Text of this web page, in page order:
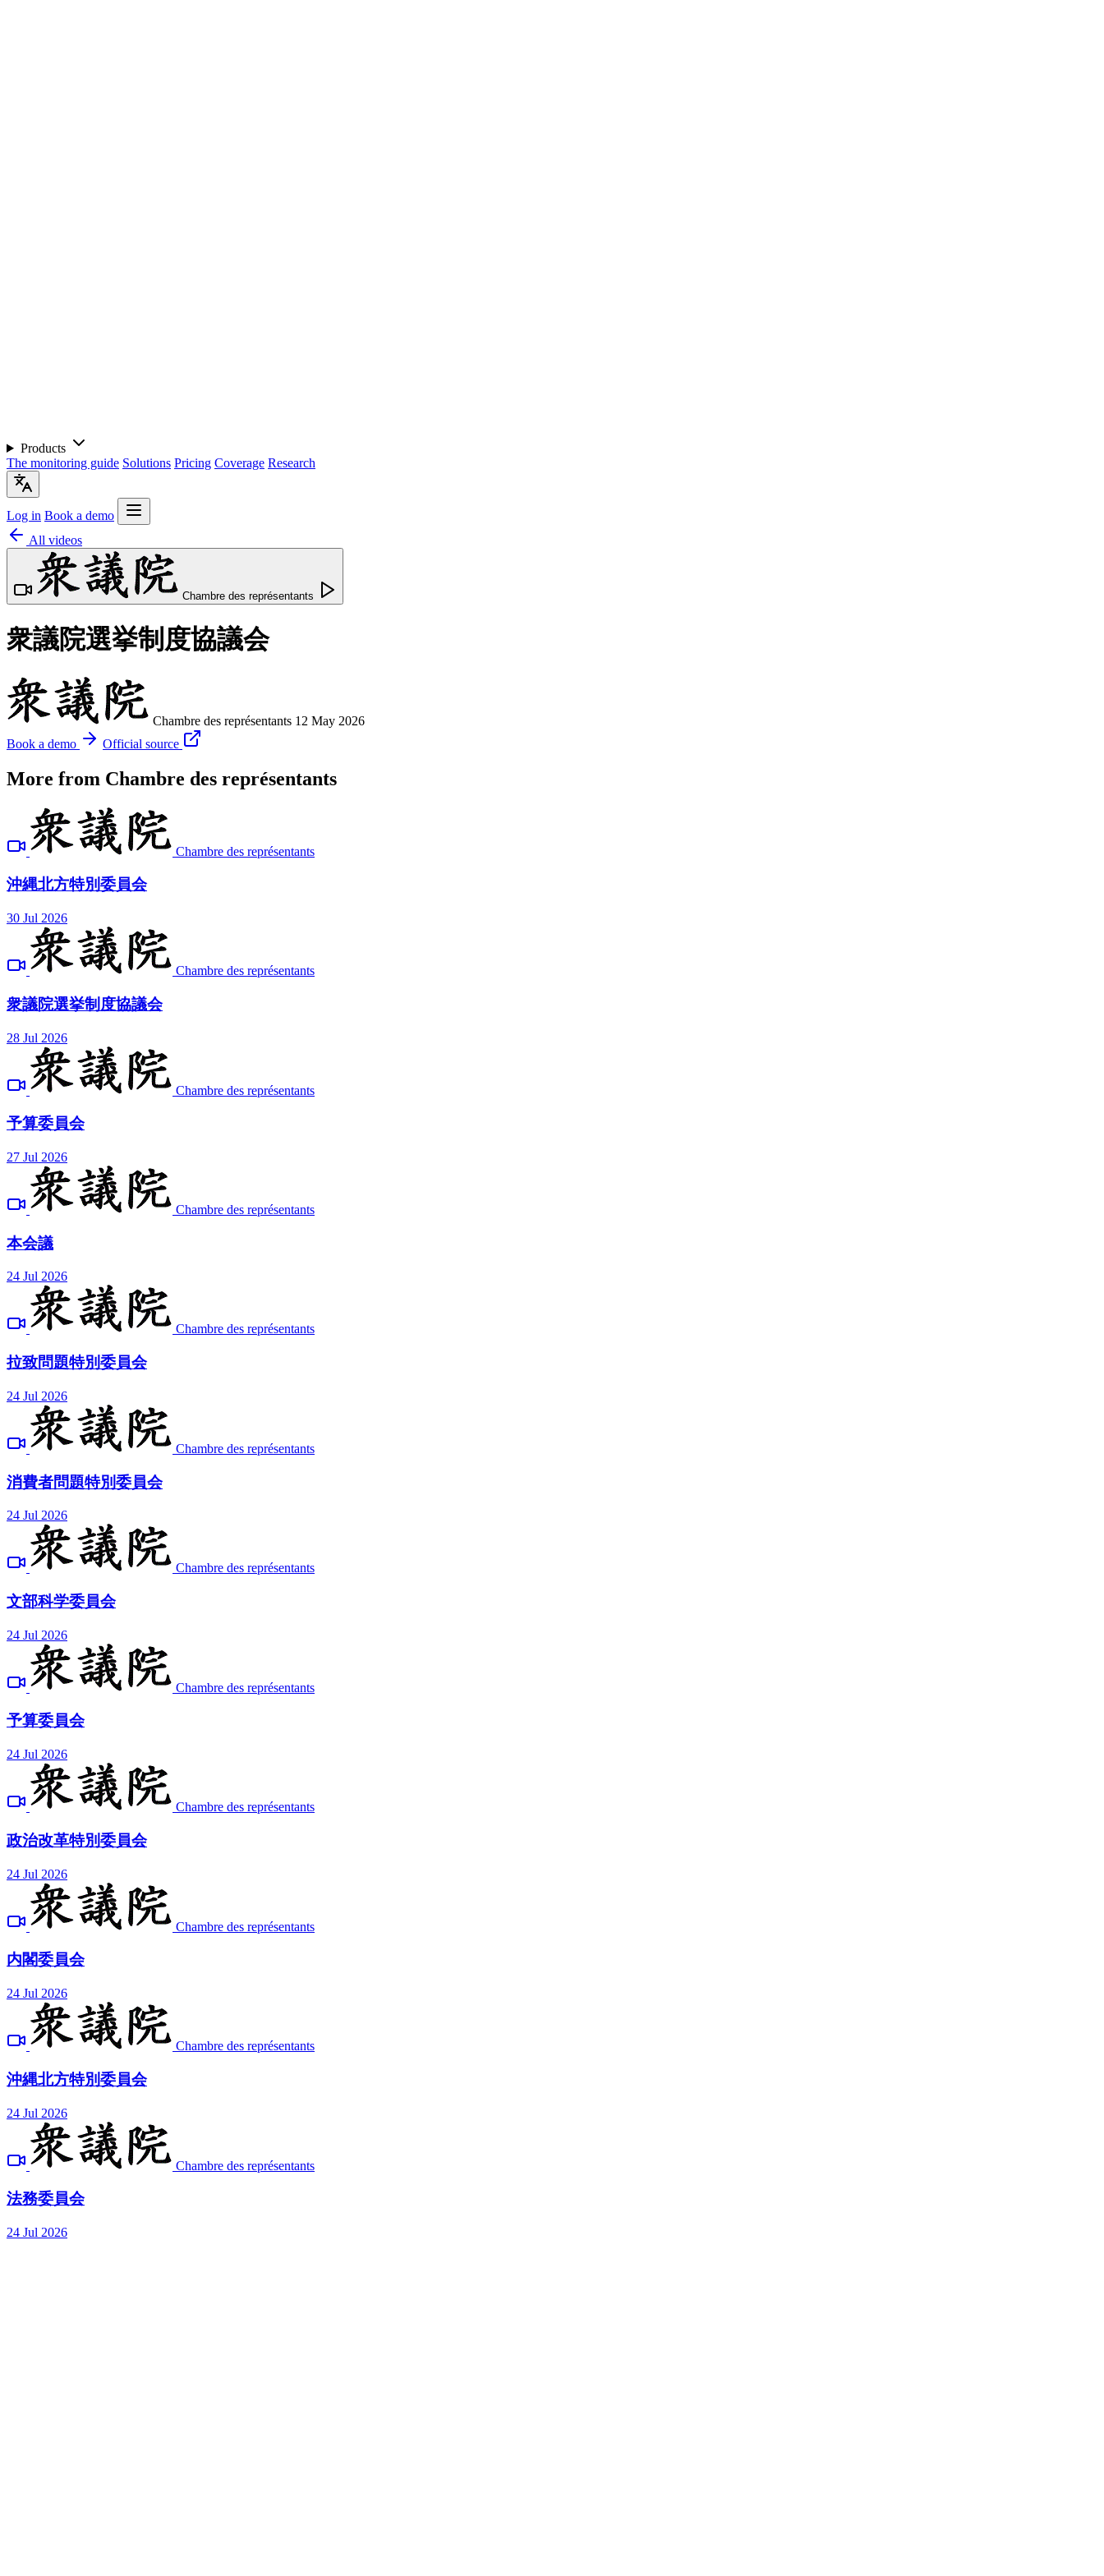
Products
The monitoring guide Solutions Pricing Coverage Research
Log in Book a demo
All videos
Chambre des représentants
衆議院選挙制度協議会
Chambre des représentants 12 May 2026
Book a demo
Official source
More from Chambre des représentants
Chambre des représentants
沖縄北方特別委員会
30 Jul 2026
Chambre des représentants
衆議院選挙制度協議会
28 Jul 2026
Chambre des représentants
予算委員会
27 Jul 2026
Chambre des représentants
本会議
24 Jul 2026
Chambre des représentants
拉致問題特別委員会
24 Jul 2026
Chambre des représentants
消費者問題特別委員会
24 Jul 2026
Chambre des représentants
文部科学委員会
24 Jul 2026
Chambre des représentants
予算委員会
24 Jul 2026
Chambre des représentants
政治改革特別委員会
24 Jul 2026
Chambre des représentants
内閣委員会
24 Jul 2026
Chambre des représentants
沖縄北方特別委員会
24 Jul 2026
Chambre des représentants
法務委員会
24 Jul 2026